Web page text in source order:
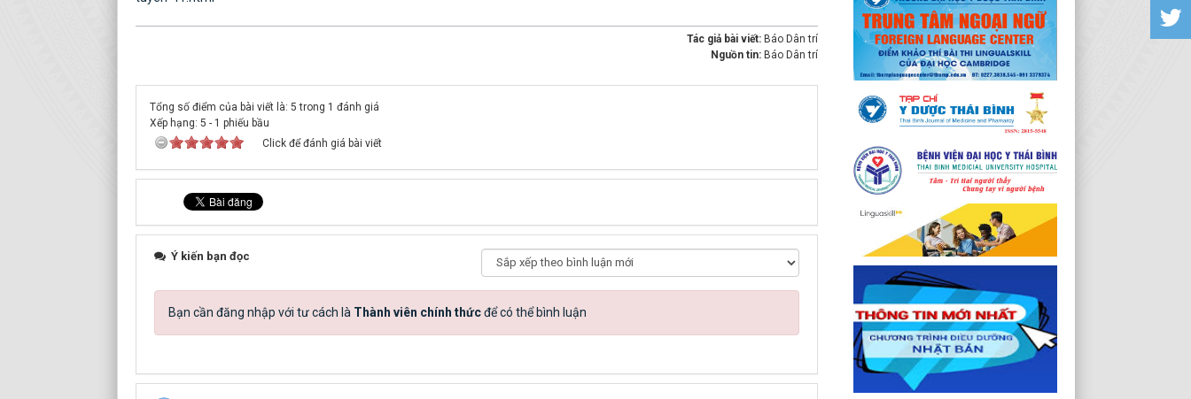
Tác giả bài viết: Báo Dân trí
Nguồn tin: Báo Dân trí
Tổng số điểm của bài viết là: 5 trong 1 đánh giá
Xếp hạng: 5 - 1 phiếu bầu
Click để đánh giá bài viết
Ý kiến bạn đọc
Bạn cần đăng nhập với tư cách là Thành viên chính thứcđể có thể bình luận